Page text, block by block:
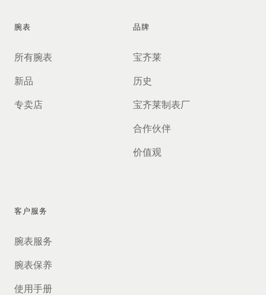
腕表
所有腕表
新品
专卖店
品牌
宝齐莱
历史
宝齐莱制表厂
合作伙伴
价值观
客户服务
腕表服务
腕表保养
使用手册